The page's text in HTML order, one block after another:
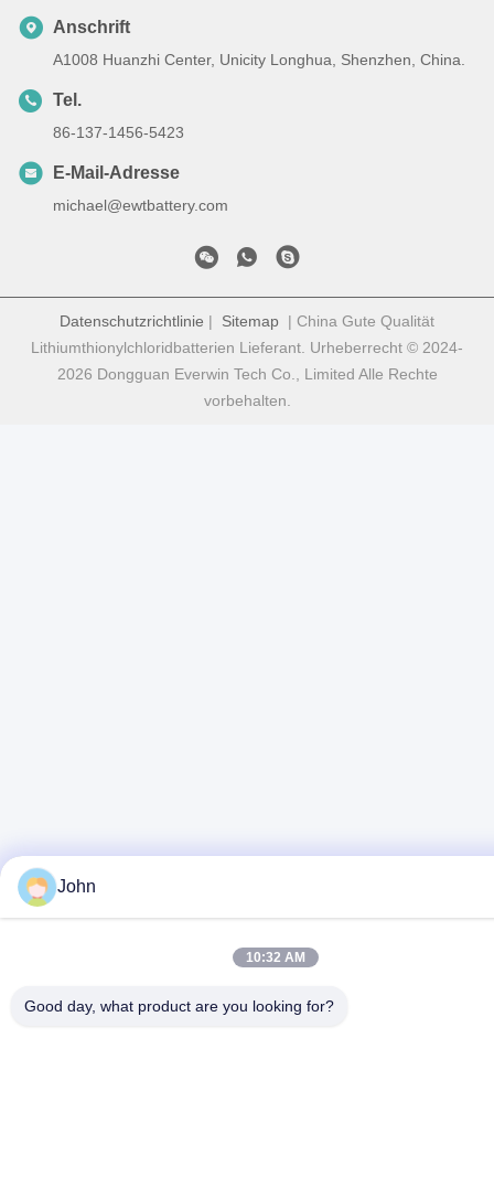
Anschrift
A1008 Huanzhi Center, Unicity Longhua, Shenzhen, China.
Tel.
86-137-1456-5423
E-Mail-Adresse
michael@ewtbattery.com
Datenschutzrichtlinie | Sitemap | China Gute Qualität
Lithiumthionylchloridbatterien Lieferant. Urheberrecht © 2024-
2026 Dongguan Everwin Tech Co., Limited Alle Rechte
vorbehalten.
John
10:32 AM
Good day, what product are you looking for?